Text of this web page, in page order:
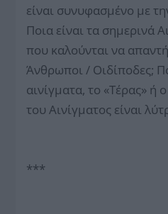
είναι συνυφασμένο με
Ποια είναι τα σημερινά
που καλούνται να
Άνθρωποι / Οιδίποδες;
αινίγματα, το «Τέρας»
του Αινίγματος είναι
***